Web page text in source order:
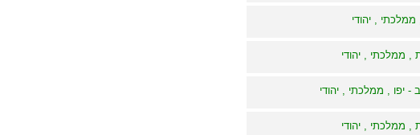
, יהודי
, ממלכתי , יהודי
- יפו , ממלכתי , יהודי
, ממלכתי , יהודי